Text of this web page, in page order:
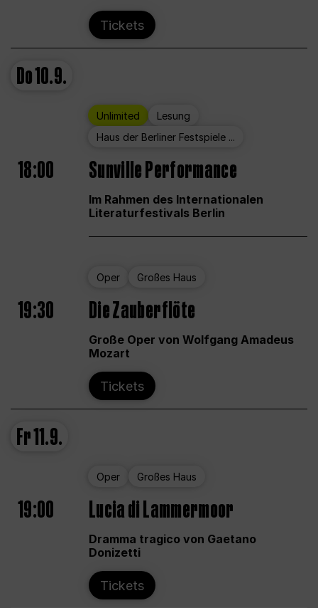
Tickets
Do10.9.
Unlimited
Lesung
Haus der Berliner Festspiele ...
18:00 Sunville Performance
Im Rahmen des Internationalen
Literaturfestivals Berlin
Oper Großes Haus
19:30 Die Zauberflöte
Große Oper von Wolfgang Amadeus
Mozart
Tickets
Fr11.9.
Oper Großes Haus
19:00 Lucia di Lammermoor
Dramma tragico von Gaetano
Donizetti
Tickets